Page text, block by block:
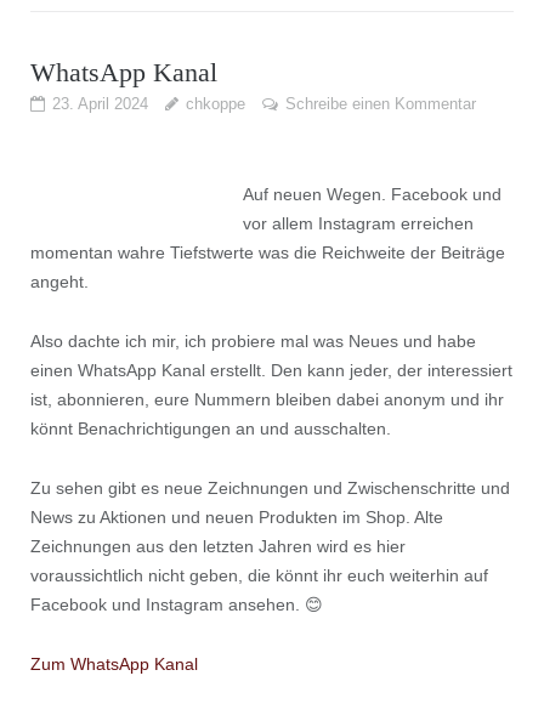
WhatsApp Kanal
23. April 2024 chkoppe Schreibe einen Kommentar
Auf neuen Wegen. Facebook und
vor allem Instagram erreichen
momentan wahre Tiefstwerte was die Reichweite der Beiträge
angeht.
Also dachte ich mir, ich probiere mal was Neues und habe
einen WhatsApp Kanal erstellt. Den kann jeder, der interessiert
ist, abonnieren, eure Nummern bleiben dabei anonym und ihr
könnt Benachrichtigungen an und ausschalten.
Zu sehen gibt es neue Zeichnungen und Zwischenschritte und
News zu Aktionen und neuen Produkten im Shop. Alte
Zeichnungen aus den letzten Jahren wird es hier
voraussichtlich nicht geben, die könnt ihr euch weiterhin auf
Facebook und Instagram ansehen. 😊
Zum WhatsApp Kanal